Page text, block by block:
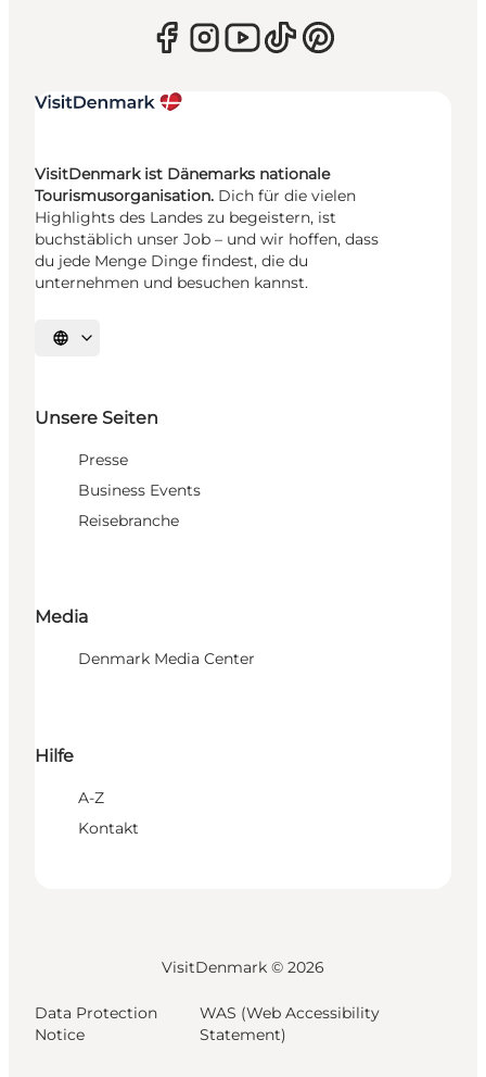
VisitDenmark ist Dänemarks nationale
Tourismusorganisation. Dich für die vielen
Highlights des Landes zu begeistern, ist
buchstäblich unser Job – und wir hoffen, dass
du jede Menge Dinge findest, die du
unternehmen und besuchen kannst.
Sprache auswählen
Unsere Seiten
Presse
Business Events
Reisebranche
Media
Denmark Media Center
Hilfe
A-Z
Kontakt
VisitDenmark © 2026
Data Protection
Notice
WAS (Web Accessibility
Statement)